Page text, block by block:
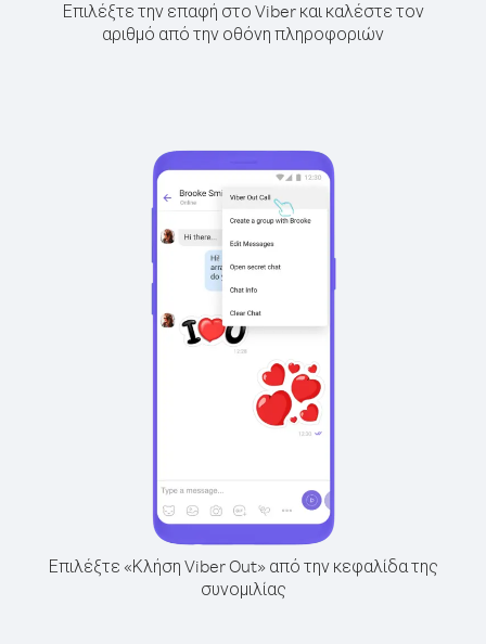
Επιλέξτε την επαφή στο Viber και καλέστε τον
αριθμό από την οθόνη πληροφοριών
Επιλέξτε «Κλήση Viber Out» από την κεφαλίδα της
συνομιλίας